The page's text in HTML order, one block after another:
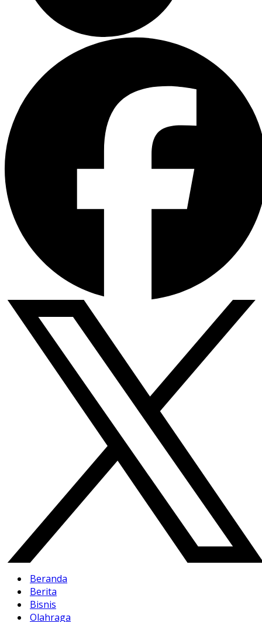
Beranda
Berita
Bisnis
Olahraga